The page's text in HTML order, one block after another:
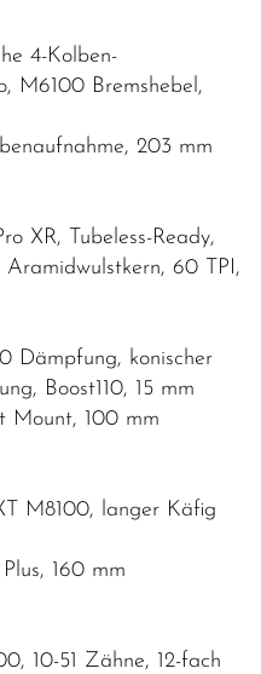
4-Kolben-
M6100 Bremshebel,
203 mm
XR, Tubeless-Ready,
Aramidwulstkern, 60 TPI,
Dämpfung, konischer
Boost110, 15 mm
Mount, 100 mm
M8100, langer Käfig
160 mm
10-51 Zähne, 12-fach